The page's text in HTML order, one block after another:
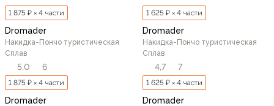
1 875 ₽ × 4 части
Dromader
Накидка-Пончо туристическая
Сплав
5,0 6
1 875 ₽ × 4 части
Dromader
1 625 ₽ × 4 части
Dromader
Накидка-Пончо туристическая
Сплав
4,7 7
1 625 ₽ × 4 части
Dromader